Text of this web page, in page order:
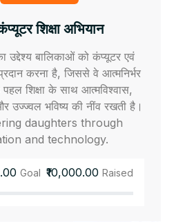
शिक्षा अभियान
उद्देश्य बालिकाओं को कंप्यूटर एवं
करना है, जिससे वे आत्मनिर्भर
शिक्षा के साथ आत्मविश्वास,
उज्ज्वल भविष्य की नींव रखती है।
daughters through
and technology.
Goal ₹10,000.00 Raised